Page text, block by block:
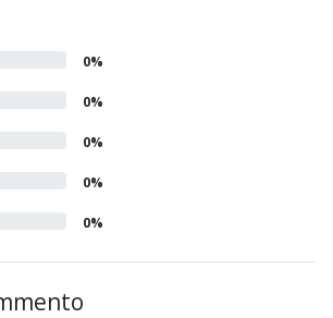
0%
0%
0%
0%
0%